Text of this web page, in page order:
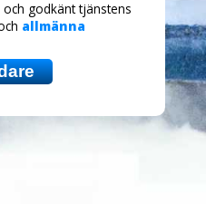
godkänt tjänstens
allmänna